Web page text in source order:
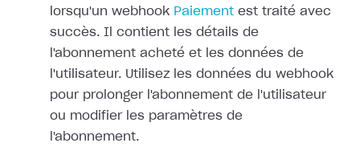
lorsqu'un webhook Paiement est traité avec
succès. Il contient les détails de
l'abonnement acheté et les données de
l'utilisateur. Utilisez les données du webhook
pour prolonger l'abonnement de l'utilisateur
ou modifier les paramètres de
l'abonnement.